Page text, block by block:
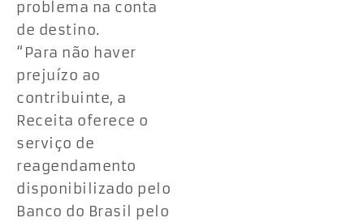
problema na conta
de destino.
“Para não haver
prejuízo ao
contribuinte, a
Receita oferece o
serviço de
reagendamento
disponibilizado pelo
Banco do Brasil pelo